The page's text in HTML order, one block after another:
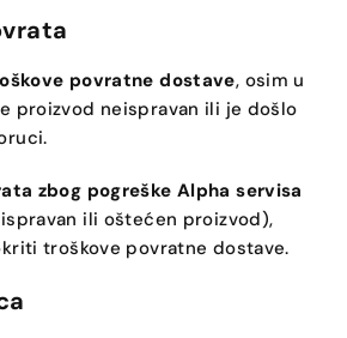
povratne dostave, osim u
proizvod neispravan ili je došlo
zbog pogreške Alpha servisa
ili oštećen proizvod),
troškove povratne dostave.